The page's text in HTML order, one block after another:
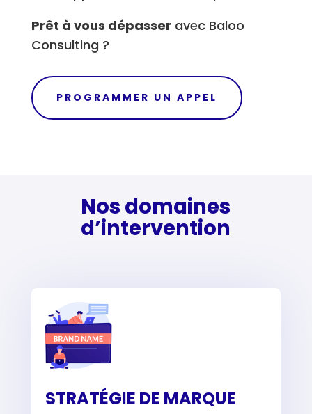
Prêt à vous dépasser avec Baloo
Consulting ?
PROGRAMMER UN APPEL
Nos domaines
d’intervention
STRATÉGIE DE MARQUE